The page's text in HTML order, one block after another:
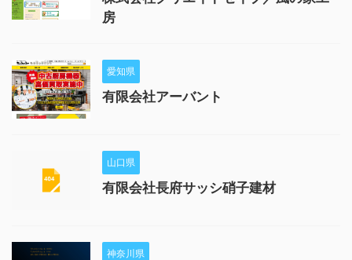
房
愛知県
有限会社アーバント
山口県
有限会社長府サッシ硝子建材
神奈川県